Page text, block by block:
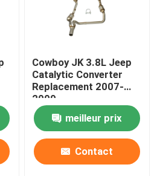
en acier inoxydable
Cowboy JK 3.8L Jeep
Catalytic Converter
Replacement 2007-
2009
meilleur prix
Contact